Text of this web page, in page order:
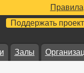
Правила
Поддержать проект
Залы